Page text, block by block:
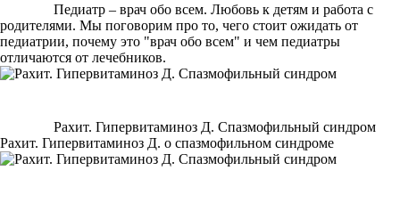
Педиатр – врач обо всем. Любовь к детям и работа с
родителями. Мы поговорим про то, чего стоит ожидать от
педиатрии, почему это "врач обо всем" и чем педиатры
отличаются от лечебников.
Рахит. Гипервитаминоз Д. Спазмофильный синдром
Рахит. Гипервитаминоз Д. о спазмофильном синдроме